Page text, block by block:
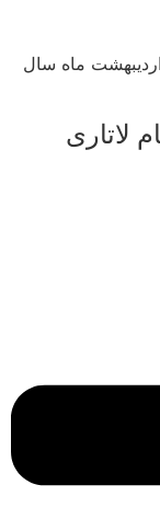
گرین کارت 2026 آمریکا، اردیبهشت ماه سال
لاتاری